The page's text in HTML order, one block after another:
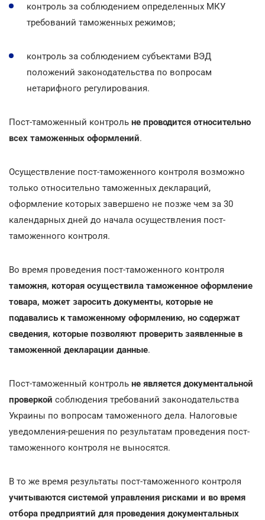
контроль за соблюдением определенных МКУ
требований таможенных режимов;
контроль за соблюдением субъектами ВЭД
положений законодательства по вопросам
нетарифного регулирования.
Пост-таможенный контроль не проводится относительно
всех таможенных оформлений.
Осуществление пост-таможенного контроля возможно
только относительно таможенных деклараций,
оформление которых завершено не позже чем за 30
календарных дней до начала осуществления пост-
таможенного контроля.
Во время проведения пост-таможенного контроля
таможня, которая осуществила таможенное оформление
товара, может заросить документы, которые не
подавались к таможенному оформлению, но содержат
сведения, которые позволяют проверить заявленные в
таможенной декларации данные.
Пост-таможенный контроль не является документальной
проверкой соблюдения требований законодательства
Украины по вопросам таможенного дела. Налоговые
уведомления-решения по результатам проведения пост-
таможенного контроля не выносятся.
В то же время результаты пост-таможенного контроля
учитываются системой управления рисками и во время
отбора предприятий для проведения документальных